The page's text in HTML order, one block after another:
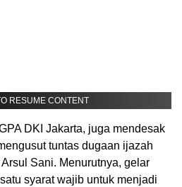
RESUME CONTENT
DKI Jakarta, juga mendesak
tuntas dugaan ijazah
Sani. Menurutnya, gelar
syarat wajib untuk menjadi